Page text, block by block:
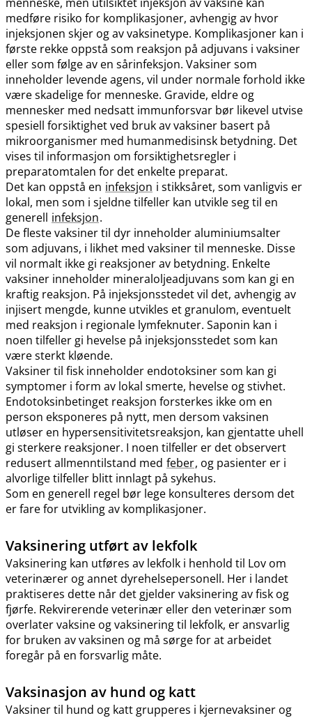
medføre risiko for komplikasjoner, avhengig av hvor
injeksjonen skjer og av vaksinetype. Komplikasjoner kan i
første rekke oppstå som reaksjon på adjuvans i vaksiner
eller som følge av en sårinfeksjon. Vaksiner som
inneholder levende agens, vil under normale forhold ikke
være skadelige for menneske. Gravide, eldre og
mennesker med nedsatt immunforsvar bør likevel utvise
spesiell forsiktighet ved bruk av vaksiner basert på
mikroorganismer med humanmedisinsk betydning. Det
vises til informasjon om forsiktighetsregler i
preparatomtalen for det enkelte preparat.
Det kan oppstå en infeksjon i stikksåret, som vanligvis er
lokal, men som i sjeldne tilfeller kan utvikle seg til en
generell infeksjon.
De fleste vaksiner til dyr inneholder aluminiumsalter
som adjuvans, i likhet med vaksiner til menneske. Disse
vil normalt ikke gi reaksjoner av betydning. Enkelte
vaksiner inneholder mineraloljeadjuvans som kan gi en
kraftig reaksjon. På injeksjonsstedet vil det, avhengig av
injisert mengde, kunne utvikles et granulom, eventuelt
med reaksjon i regionale lymfeknuter. Saponin kan i
noen tilfeller gi hevelse på injeksjonsstedet som kan
være sterkt kløende.
Vaksiner til fisk inneholder endotoksiner som kan gi
symptomer i form av lokal smerte, hevelse og stivhet.
Endotoksinbetinget reaksjon forsterkes ikke om en
person eksponeres på nytt, men dersom vaksinen
utløser en hypersensitivitetsreaksjon, kan gjentatte uhell
gi sterkere reaksjoner. I noen tilfeller er det observert
redusert allmenntilstand med feber, og pasienter er i
alvorlige tilfeller blitt innlagt på sykehus.
Som en generell regel bør lege konsulteres dersom det
er fare for utvikling av komplikasjoner.
Vaksinering utført av lekfolk
Vaksinering kan utføres av lekfolk i henhold til Lov om
veterinærer og annet dyrehelsepersonell. Her i landet
praktiseres dette når det gjelder vaksinering av fisk og
fjørfe. Rekvirerende veterinær eller den veterinær som
overlater vaksine og vaksinering til lekfolk, er ansvarlig
for bruken av vaksinen og må sørge for at arbeidet
foregår på en forsvarlig måte.
Vaksinasjon av hund og katt
Vaksiner til hund og katt grupperes i kjernevaksiner og